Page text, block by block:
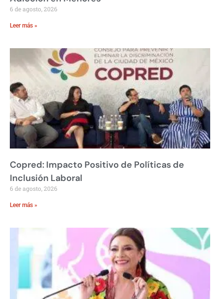
6 de agosto, 2026
Leer más »
Copred: Impacto Positivo de Políticas de
Inclusión Laboral
6 de agosto, 2026
Leer más »